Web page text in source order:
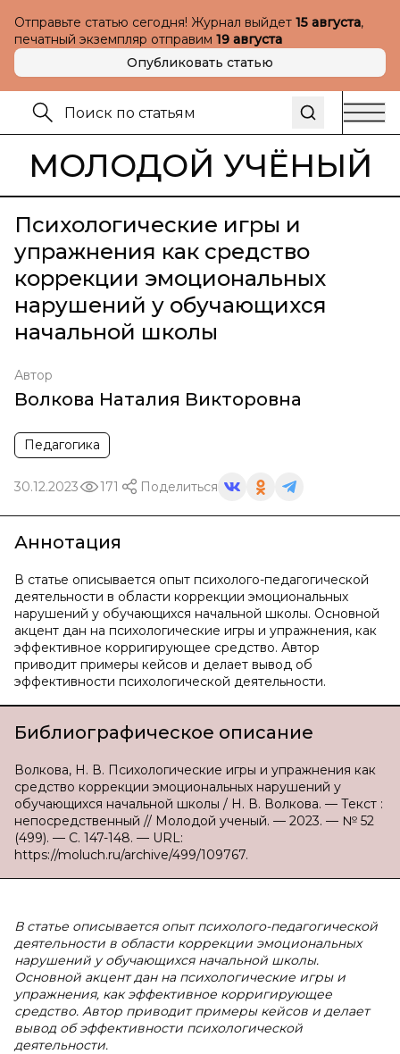
Отправьте статью сегодня! Журнал выйдет 15 августа,
печатный экземпляр отправим 19 августа
Опубликовать статью
МОЛОДОЙ УЧЁНЫЙ
Психологические игры и
упражнения как средство
коррекции эмоциональных
нарушений у обучающихся
начальной школы
Автор
Волкова Наталия Викторовна
Педагогика
30.12.2023 171 Поделиться
Аннотация
В статье описывается опыт психолого-педагогической
деятельности в области коррекции эмоциональных
нарушений у обучающихся начальной школы. Основной
акцент дан на психологические игры и упражнения, как
эффективное корригирующее средство. Автор
приводит примеры кейсов и делает вывод об
эффективности психологической деятельности.
Библиографическое описание
Волкова, Н. В. Психологические игры и упражнения как
средство коррекции эмоциональных нарушений у
обучающихся начальной школы / Н. В. Волкова. — Текст :
непосредственный // Молодой ученый. — 2023. — № 52
(499). — С. 147-148. — URL:
https://moluch.ru/archive/499/109767.
В статье описывается опыт психолого-педагогической
деятельности в области коррекции эмоциональных
нарушений у обучающихся начальной школы.
Основной акцент дан на психологические игры и
упражнения, как эффективное корригирующее
средство. Автор приводит примеры кейсов и делает
вывод об эффективности психологической
деятельности.